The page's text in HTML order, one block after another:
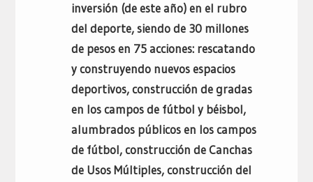
inversión (de este año) en el rubro
del deporte, siendo de 30 millones
de pesos en 75 acciones: rescatando
y construyendo nuevos espacios
deportivos, construcción de gradas
en los campos de fútbol y béisbol,
alumbrados públicos en los campos
de fútbol, construcción de Canchas
de Usos Múltiples, construcción del